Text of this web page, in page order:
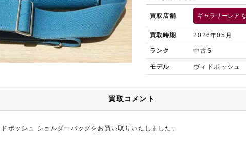
買取店舗 ギャラリーレア
買取時期 2026年05月
ランク 中古S
モデル ヴィドポッシュ
買取コメント
ポッシュ ショルダーバッグをお買い取りいたしました。